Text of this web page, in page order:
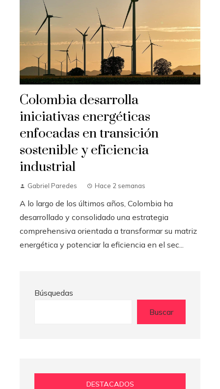
Colombia desarrolla
iniciativas energéticas
enfocadas en transición
sostenible y eficiencia
industrial
Gabriel Paredes Hace 2 semanas
A lo largo de los últimos años, Colombia ha
desarrollado y consolidado una estrategia
comprehensiva orientada a transformar su matriz
energética y potenciar la eficiencia en el sec...
Búsquedas
Buscar
DESTACADOS